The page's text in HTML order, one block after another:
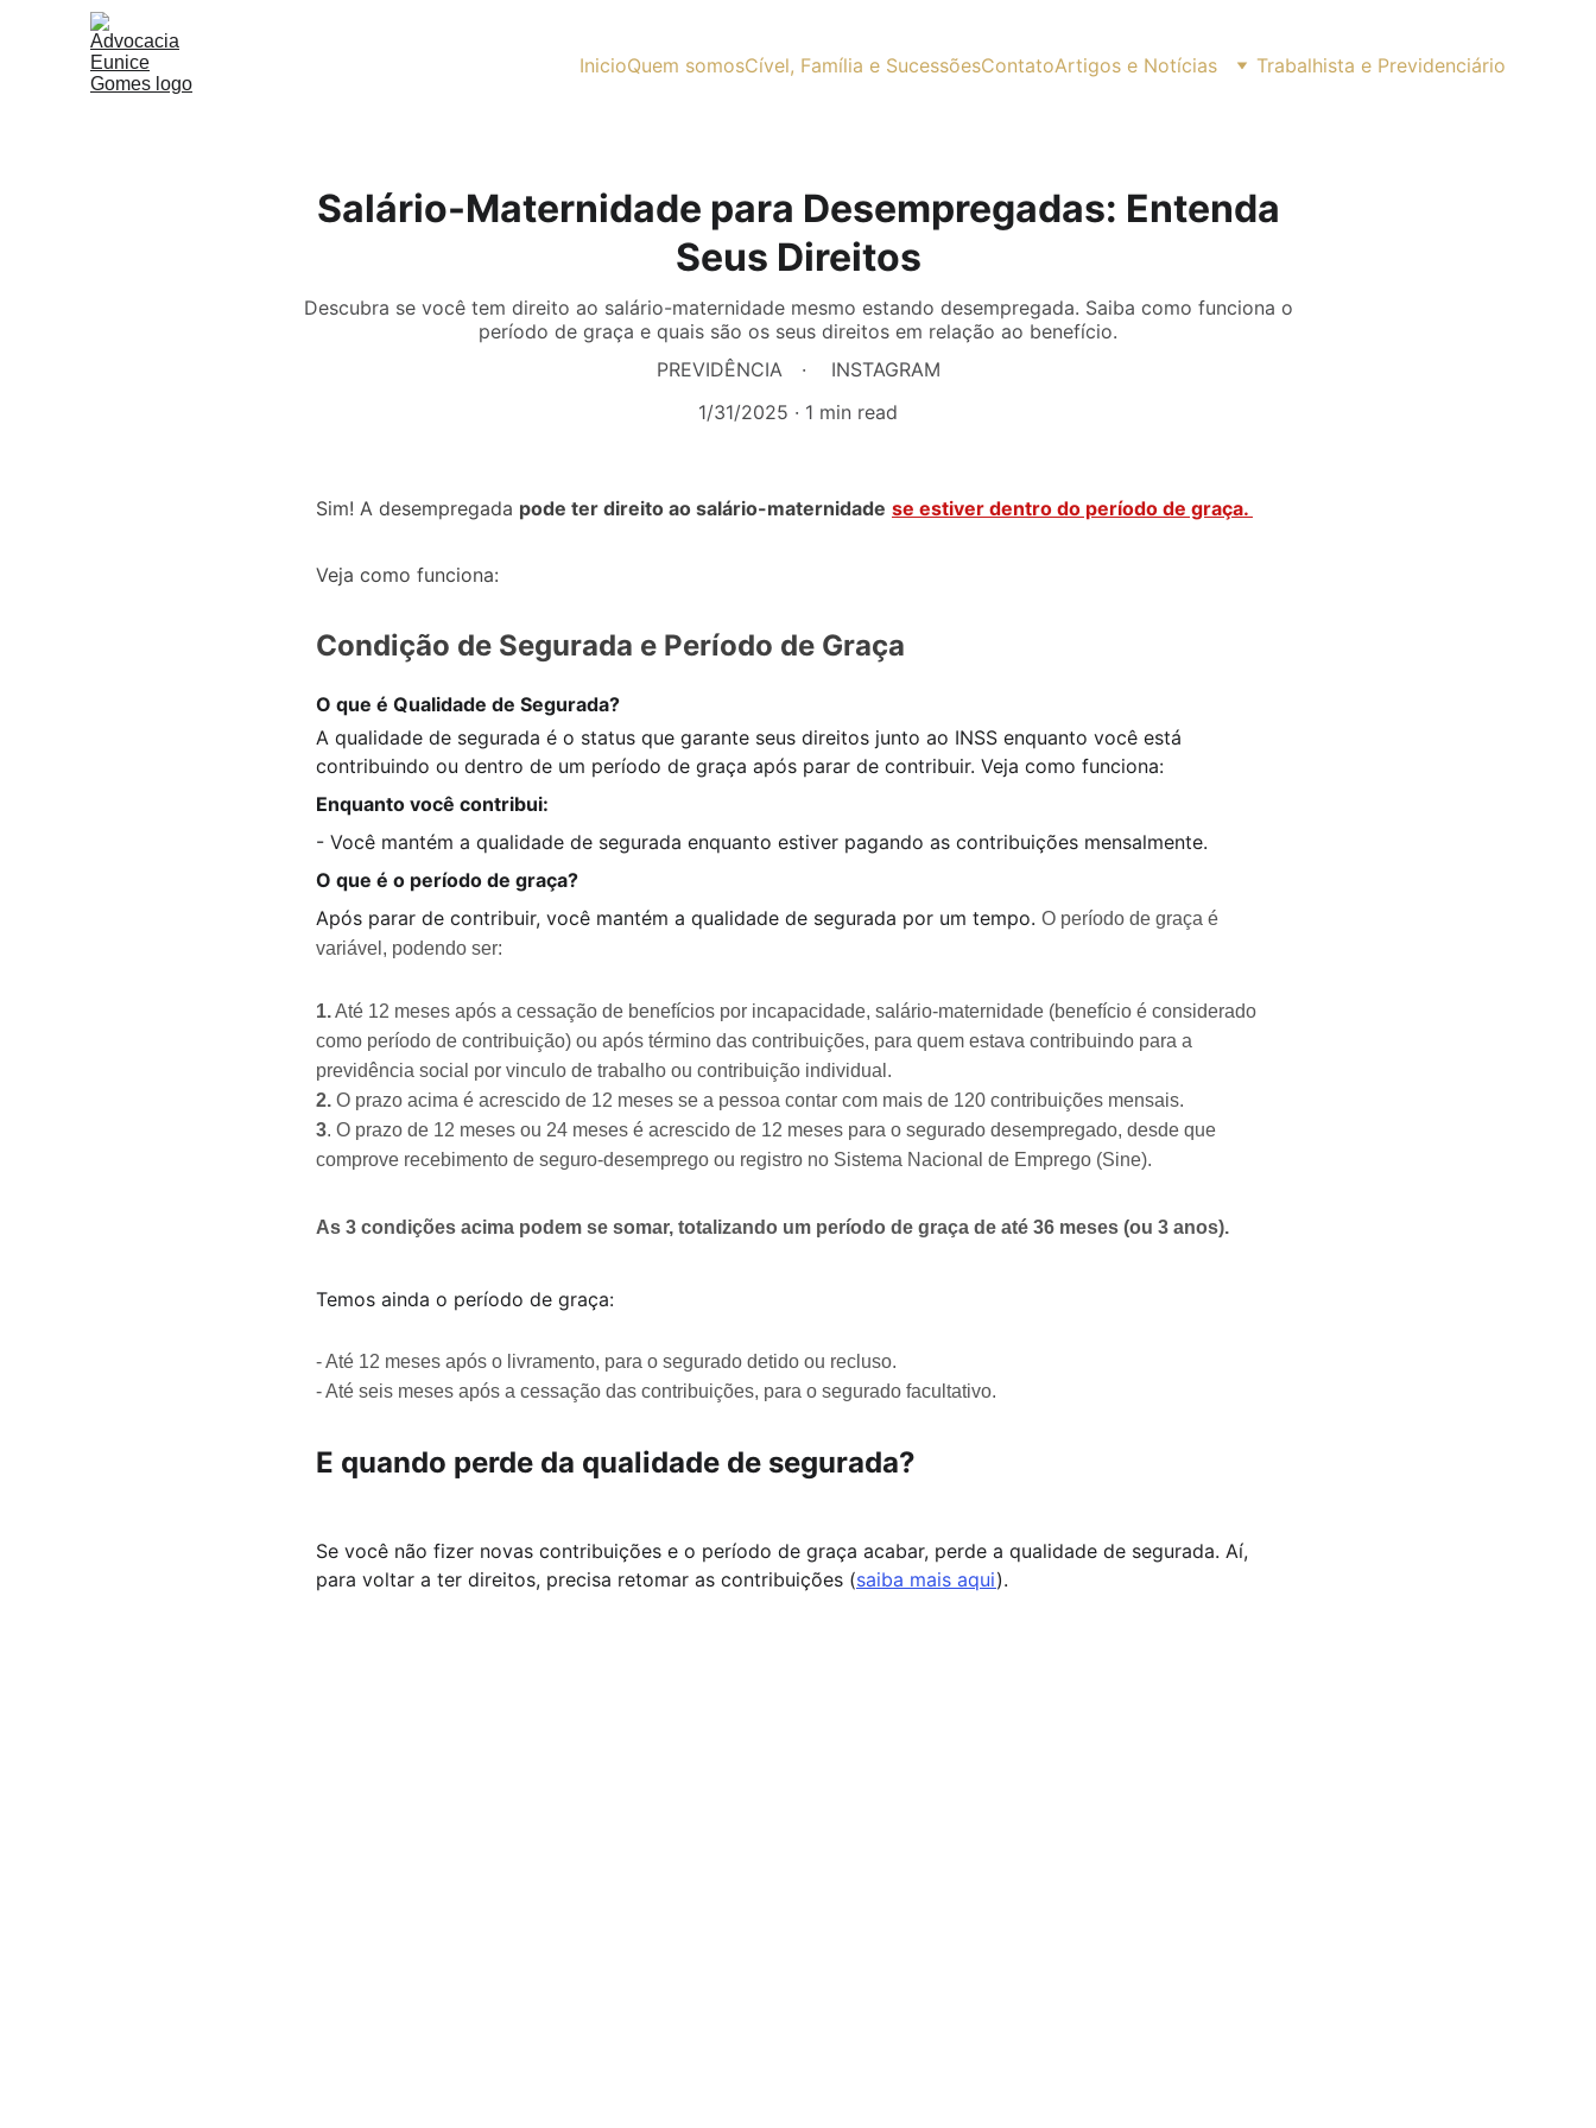
InicioQuem somosCível, Família e SucessõesContatoArtigos e Notícias Trabalhista e Previdenciário
Salário-Maternidade para Desempregadas: Entenda
Seus Direitos
Descubra se você tem direito ao salário-maternidade mesmo estando desempregada. Saiba como funciona o
período de graça e quais são os seus direitos em relação ao benefício.
PREVIDÊNCIA
INSTAGRAM
1/31/2025
1 min read
Sim! A desempregada pode ter direito ao salário-maternidade se estiver dentro do período de graça.
Veja como funciona:
Condição de Segurada e Período de Graça
O que é Qualidade de Segurada?
A qualidade de segurada é o status que garante seus direitos junto ao INSS enquanto você está
contribuindo ou dentro de um período de graça após parar de contribuir. Veja como funciona:
Enquanto você contribui:
- Você mantém a qualidade de segurada enquanto estiver pagando as contribuições mensalmente.
O que é o período de graça?
Após parar de contribuir, você mantém a qualidade de segurada por um tempo. O período de graça é
variável, podendo ser:
1. Até 12 meses após a cessação de benefícios por incapacidade, salário-maternidade (benefício é considerado
como período de contribuição) ou após término das contribuições, para quem estava contribuindo para a
previdência social por vinculo de trabalho ou contribuição individual.
2. O prazo acima é acrescido de 12 meses se a pessoa contar com mais de 120 contribuições mensais.
3. O prazo de 12 meses ou 24 meses é acrescido de 12 meses para o segurado desempregado, desde que
comprove recebimento de seguro-desemprego ou registro no Sistema Nacional de Emprego (Sine).
As 3 condições acima podem se somar, totalizando um período de graça de até 36 meses (ou 3 anos).
Temos ainda o período de graça:
- Até 12 meses após o livramento, para o segurado detido ou recluso.
- Até seis meses após a cessação das contribuições, para o segurado facultativo.
E quando perde da qualidade de segurada?
Se você não fizer novas contribuições e o período de graça acabar, perde a qualidade de segurada. Aí,
para voltar a ter direitos, precisa retomar as contribuições (saiba mais aqui).